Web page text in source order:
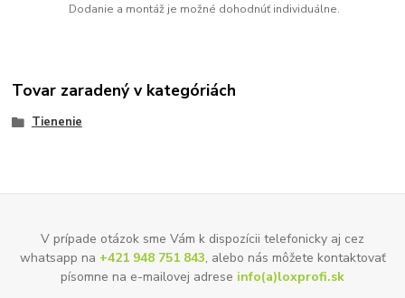
Dodanie a montáž je možné dohodnúť individuálne.
Tovar zaradený v kategóriách
Tienenie
V prípade otázok sme Vám k dispozícii telefonicky aj cez
whatsapp na +421 948 751 843, alebo nás môžete kontaktovať
písomne na e-mailovej adrese info(a)loxprofi.sk